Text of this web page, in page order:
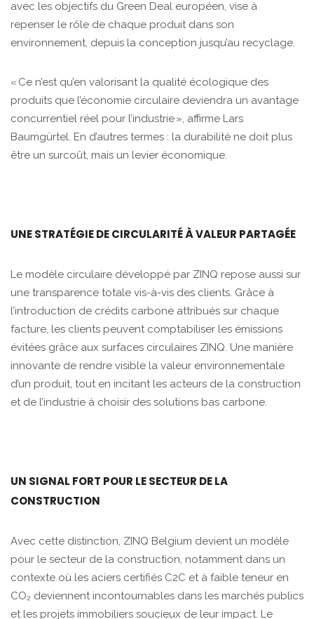
avec les objectifs du Green Deal européen, vise à
repenser le rôle de chaque produit dans son
environnement, depuis la conception jusqu’au recyclage.
« Ce n’est qu’en valorisant la qualité écologique des
produits que l’économie circulaire deviendra un avantage
concurrentiel réel pour l’industrie », affirme Lars
Baumgürtel. En d’autres termes : la durabilité ne doit plus
être un surcoût, mais un levier économique.
UNE STRATÉGIE DE CIRCULARITÉ À VALEUR PARTAGÉE
Le modèle circulaire développé par ZINQ repose aussi sur
une transparence totale vis-à-vis des clients. Grâce à
l’introduction de crédits carbone attribués sur chaque
facture, les clients peuvent comptabiliser les émissions
évitées grâce aux surfaces circulaires ZINQ. Une manière
innovante de rendre visible la valeur environnementale
d’un produit, tout en incitant les acteurs de la construction
et de l’industrie à choisir des solutions bas carbone.
UN SIGNAL FORT POUR LE SECTEUR DE LA
CONSTRUCTION
Avec cette distinction, ZINQ Belgium devient un modèle
pour le secteur de la construction, notamment dans un
contexte où les aciers certifiés C2C et à faible teneur en
CO₂ deviennent incontournables dans les marchés publics
et les projets immobiliers soucieux de leur impact. Le